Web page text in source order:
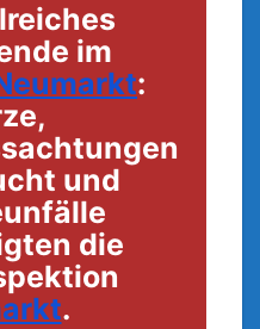
im
:
und
die
.